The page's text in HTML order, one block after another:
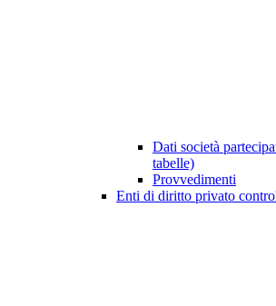
Dati società
tabelle)
Provvedimenti
Enti di diritto privato